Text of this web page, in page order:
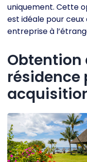
uniquement. Cette
est idéale pour
entreprise à
Obtention
résidence